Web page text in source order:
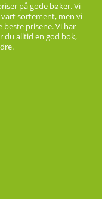
på gode bøker. Vi
sortement, men vi
prisene. Vi har
du alltid en god bok,